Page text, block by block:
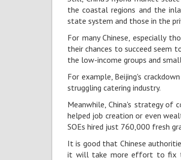
the coastal regions and the
state system and those in the
For many Chinese, especially
their chances to succeed seem
the low-income groups and
For example, Beijing's
struggling catering industry.
Meanwhile, China's strategy of
helped job creation or even
SOEs hired just 760,000 fresh
It is good that Chinese
it will take more effort to fix